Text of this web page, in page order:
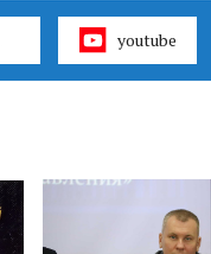
youtube